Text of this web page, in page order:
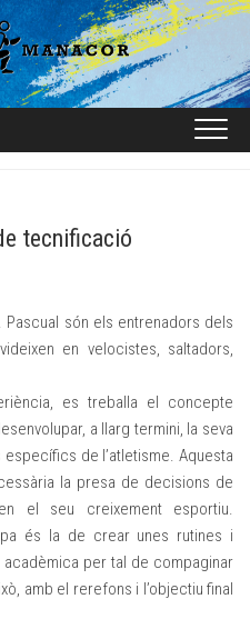
tecnificació
Pascual són els entrenadors dels
en velocistes, saltadors,
es treballa el concepte
a llarg termini, la seva
de l’atletisme. Aquesta
la presa de decisions de
el seu creixement esportiu.
és la de crear unes rutines i
per tal de compaginar
amb el rerefons i l’objectiu final